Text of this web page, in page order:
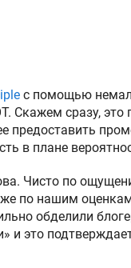
с помощью
Скажем сразу,
предоставить
в плане
Чисто по
по нашим
обделили
это